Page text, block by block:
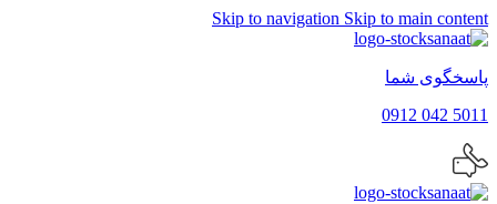
Skip to navigation Skip to main content
پاسخگوی شما
5011 042 0912